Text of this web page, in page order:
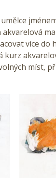
více do
kurz
míst,